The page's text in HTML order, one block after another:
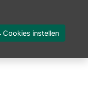
Cookies instellen